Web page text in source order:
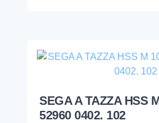
SEGA A TAZZA HSS
52960 0402. 102